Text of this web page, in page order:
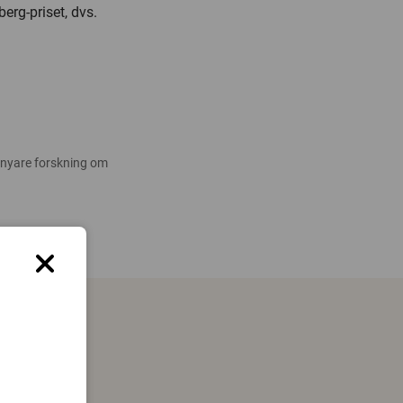
priset, dvs.
forskning om